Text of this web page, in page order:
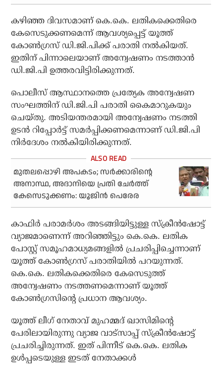
കഴിഞ്ഞ ദിവസമാണ് കെ.കെ. ലതികക്കെതിരെ
കേസെടുക്കണമെന്ന് ആവശ്യപ്പെട്ട് യൂത്ത്
കോണ്‍ഗ്രസ് ഡി.ജി.പിക്ക് പരാതി നല്‍കിയത്.
ഇതിന് പിന്നാലെയാണ് അന്വേഷണം നടത്താന്‍
ഡി.ജി.പി ഉത്തരവിട്ടിരിക്കുന്നത്.
പൊലീസ് ആസ്ഥാനത്തെ പ്രത്യേക അന്വേഷണ
സംഘത്തിന് ഡി.ജി.പി പരാതി കൈമാറുകയും
ചെയ്തു. അടിയന്തരമായി അന്വേഷണം നടത്തി
ഉടന്‍ റിപ്പോര്‍ട്ട് സമര്‍പ്പിക്കണമെന്നാണ് ഡി.ജി.പി
നിര്‍ദേശം നല്‍കിയിരിക്കുന്നത്.
മുതലപ്പൊഴി അപകടം; സര്‍ക്കാരിന്റെ
അനാസ്ഥ, അദാനിയെ പ്രതി ചേര്‍ത്ത്
കേസെടുക്കണം: യൂജിന്‍ പെരേര
കാഫിര്‍ പരാമര്‍ശം അടങ്ങിയിട്ടുള്ള സ്‌ക്രീന്‍ഷോട്ട്
വ്യാജമാണെന്ന് അറിഞ്ഞിട്ടും കെ.കെ. ലതിക
പോസ്റ്റ് സമൂഹമാധ്യമങ്ങളില്‍ പ്രചരിപ്പിച്ചെന്നാണ്
യൂത്ത് കോണ്‍ഗ്രസ് പരാതിയില്‍ പറയുന്നത്.
കെ.കെ. ലതികക്കെതിരെ കേസെടുത്ത്
അന്വേഷണം നടത്തണമെന്നാണ് യൂത്ത്
കോണ്‍ഗ്രസിന്റെ പ്രധാന ആവശ്യം.
യൂത്ത് ലീഗ് നേതാവ് മുഹമ്മദ് ഖാസിമിന്റെ
പേരിലായിരുന്നു വ്യാജ വാട്‌സാപ്പ് സ്‌ക്രീന്‍ഷോട്ട്
പ്രചരിച്ചിരുന്നത്. ഇത് പിന്നീട് കെ.കെ. ലതിക
ഉള്‍പ്പടെയുള്ള ഇടത് നേതാക്കള്‍